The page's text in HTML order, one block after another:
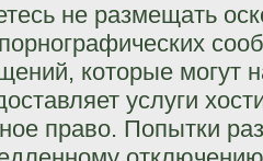
не размещать
которые могут
услуги
право. Попытки